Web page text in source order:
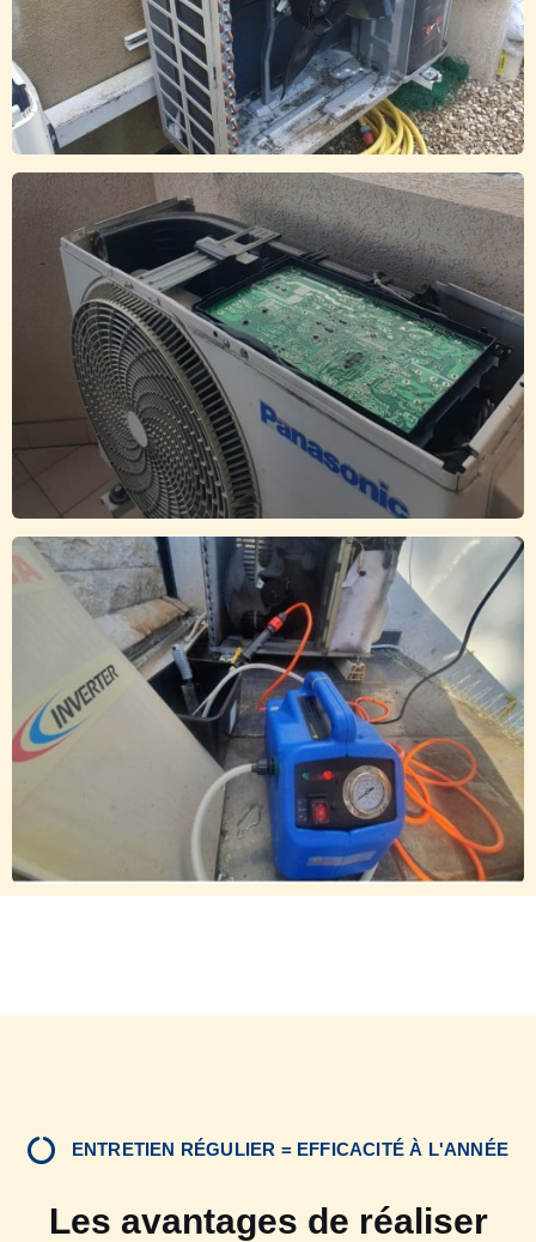
ENTRETIEN RÉGULIER = EFFICACITÉ À L'ANNÉE
Les avantages de réaliser